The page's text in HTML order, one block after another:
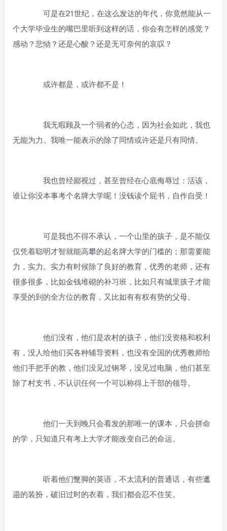
可是在21世纪，在这么发达的年代，你竟然能从一
个大学毕业生的嘴巴里听到这样的话，你会有怎样的感觉？
感动？悲恸？还是心酸？还是无可奈何的哀叹？
或许都是，或许都不是！
我无暇顾及一个弱者的心态，因为社会如此，我也
无能为力。我唯一能表示的除了同情或许还是只有同情。
我也曾经鄙视过，甚至曾经在心底侮辱过：活该，
谁让你没本事考个名牌大学呢！没钱读个屁书，自作自受！
可是我也不得不承认，一个山里的孩子，是不能仅
仅凭着聪明才智就能高攀的起名牌大学的门槛的；那需要能
力，实力。实力有时候除了良好的教育，优秀的老师，还有
很多很多，比如金钱堆砌的补习班，比如只有城里孩子才能
享受的到的全方位的教育，又比如有有权有势的父母。
他们没有，他们是农村的孩子，他们没资格和权利
有，没人给他们买各种辅导资料，也没有全国的优秀教师给
他们手把手的教，他们没见过钢琴，没见过电脑，他们甚至
除了村支书，不认识任何一个可以称得上干部的领导。
他们一天到晚只会看发的那唯一的课本，只会拼命
的学，只知道只有考上大学才能改变自己的命运。
听着他们蹩脚的英语，不太流利的普通话，有些邋
遢的装扮，破旧过时的衣着，我们都会忍不住笑。